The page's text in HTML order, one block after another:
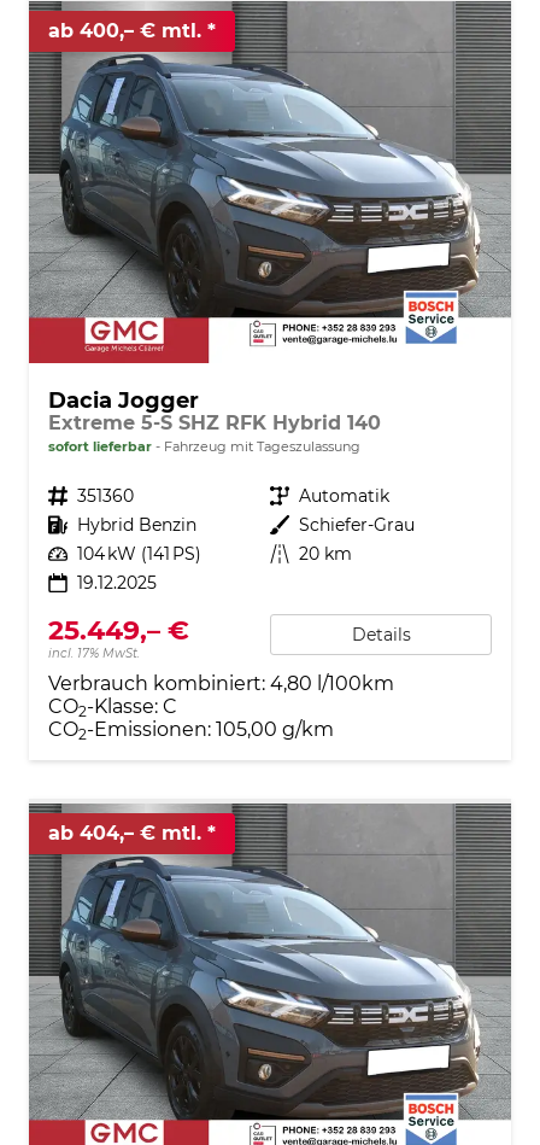
ab 400,– € mtl.
Dacia Jogger
Extreme 5-S SHZ RFK Hybrid 140
sofort lieferbar Fahrzeug mit Tageszulassung
Fahrzeugnr. 351360 Getriebe Automatik
Kraftstoff Hybrid Benzin Außenfarbe Schiefer-Grau
Leistung 104 kW (141 PS) Kilometerstand 20 km
19.12.2025
25.449,– €
incl. 17% MwSt.
Details
Verbrauch kombiniert: 4,80 l/100km
CO2-Klasse: C
CO2-Emissionen: 105,00 g/km
ab 404,– € mtl.